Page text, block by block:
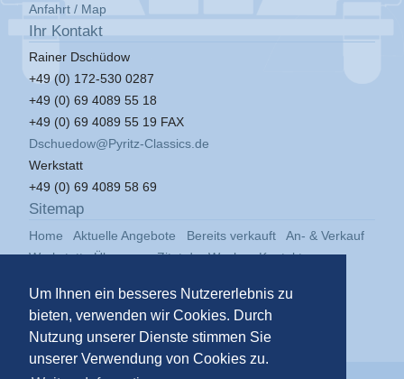
Um Ihnen ein besseres Nutzererlebnis zu
bieten, verwenden wir Cookies. Durch
Nutzung unserer Dienste stimmen Sie
unserer Verwendung von Cookies zu.
Anfahrt / Map
Ihr Kontakt
Rainer Dschüdow
+49 (0) 172-530 0287
+49 (0) 69 4089 55 18
+49 (0) 69 4089 55 19 FAX
Dschuedow@Pyritz-Classics.de
Werkstatt
+49 (0) 69 4089 58 69
Sitemap
Home Aktuelle Angebote Bereits verkauft
An- & Verkauf
Werkstatt
Über uns Zitat der Woche
Kontakt